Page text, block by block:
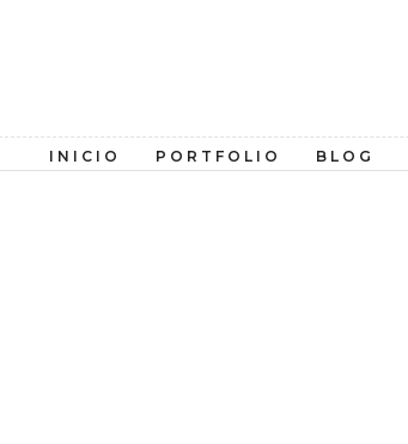
INICIO PORTFOLIO BLOG